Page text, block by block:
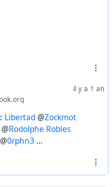
il y a 1 an
Libertad @Zockmot
@Rodolphe Robles
@0rphn3 ...